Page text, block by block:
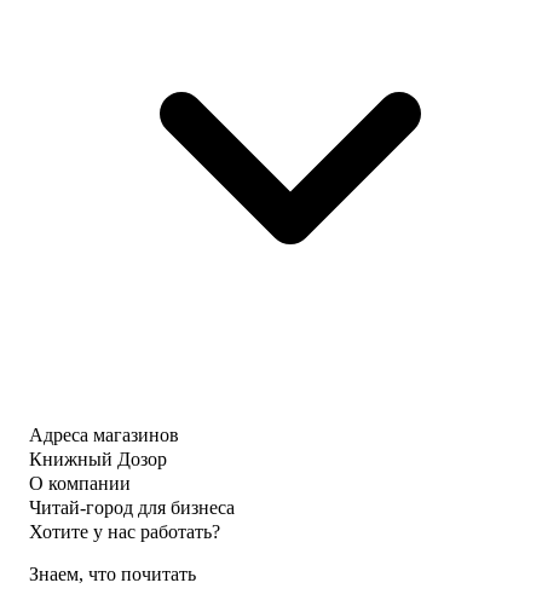
Адреса магазинов
Книжный Дозор
О компании
Читай-город для бизнеса
Хотите у нас работать?
Знаем, что почитать